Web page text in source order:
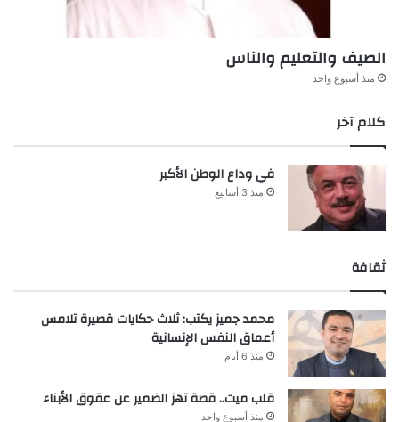
الصيف والتعليم والناس
منذ أسبوع واحد
كلام آخر
في وداع الوطن الأكبر
منذ 3 أسابيع
ثقافة
محمد جميز يكتب: ثلاث حكايات قصيرة تلامس
أعماق النفس الإنسانية
منذ 6 أيام
قلب ميت.. قصة تهز الضمير عن عقوق الأبناء
منذ أسبوع واحد